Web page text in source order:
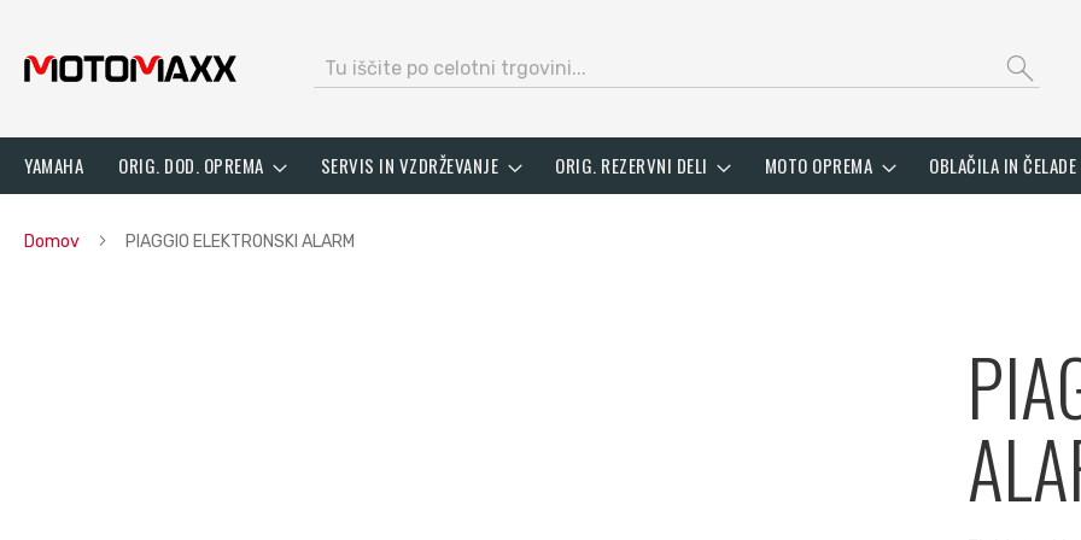
search search
vsebino
YAMAHA ORIG. DOD. OPREMA SERVIS IN VZDRŽEVANJE ORIG. REZERVNI DELI MOTO OPREMA OBLAČILA IN ČELADE
Domov PIAGGIO ELEKTRONSKI ALARM